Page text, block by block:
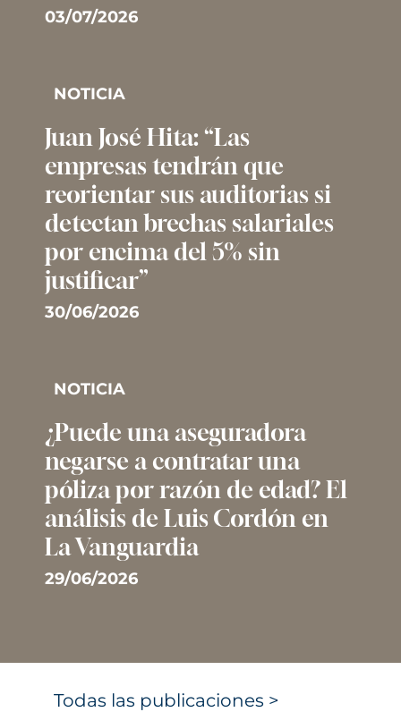
03/07/2026
NOTICIA
Juan José Hita: “Las
empresas tendrán que
reorientar sus auditorias si
detectan brechas salariales
por encima del 5% sin
justificar”
30/06/2026
NOTICIA
¿Puede una aseguradora
negarse a contratar una
póliza por razón de edad? El
análisis de Luis Cordón en
La Vanguardia
29/06/2026
Todas las publicaciones >